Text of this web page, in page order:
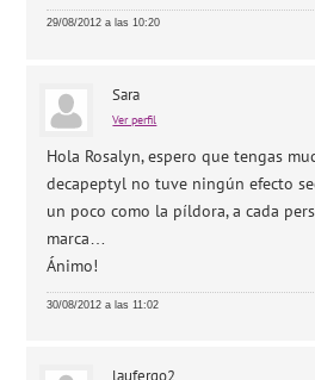
29/08/2012 a las 10:20
Sara
Ver perfil
Hola Rosalyn, espero que tengas
decapeptyl no tuve ningún efecto
un poco como la píldora, a cada
marca…
Ánimo!
30/08/2012 a las 11:02
laufergo2